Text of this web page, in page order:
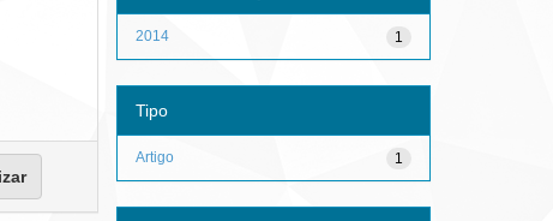
1
2014
Tipo
1
Artigo